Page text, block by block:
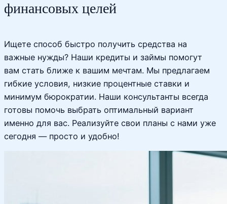
финансовых целей
Ищете способ быстро получить средства на
важные нужды? Наши кредиты и займы помогут
вам стать ближе к вашим мечтам. Мы предлагаем
гибкие условия, низкие процентные ставки и
минимум бюрократии. Наши консультанты всегда
готовы помочь выбрать оптимальный вариант
именно для вас. Реализуйте свои планы с нами уже
сегодня — просто и удобно!